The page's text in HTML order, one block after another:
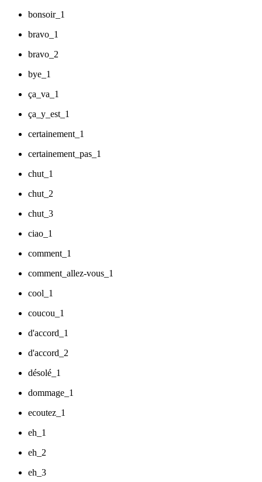
bonsoir_1
bravo_1
bravo_2
bye_1
ça_va_1
ça_y_est_1
certainement_1
certainement_pas_1
chut_1
chut_2
chut_3
ciao_1
comment_1
comment_allez-vous_1
cool_1
coucou_1
d'accord_1
d'accord_2
désolé_1
dommage_1
ecoutez_1
eh_1
eh_2
eh_3